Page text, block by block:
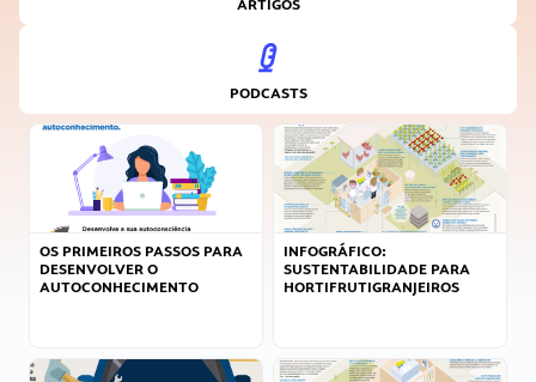
ARTIGOS
PODCASTS
OS PRIMEIROS PASSOS PARA
DESENVOLVER O
AUTOCONHECIMENTO
INFOGRÁFICO:
SUSTENTABILIDADE PARA
HORTIFRUTIGRANJEIROS